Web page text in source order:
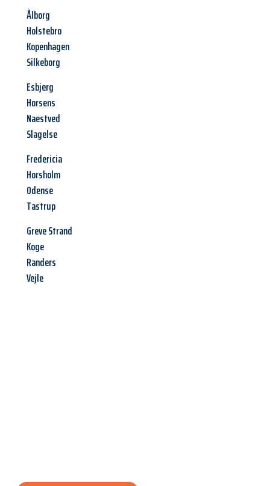
Ålborg
Holstebro
Kopenhagen
Silkeborg
Esbjerg
Horsens
Naestved
Slagelse
Fredericia
Horsholm
Odense
Tastrup
Greve Strand
Koge
Randers
Vejle